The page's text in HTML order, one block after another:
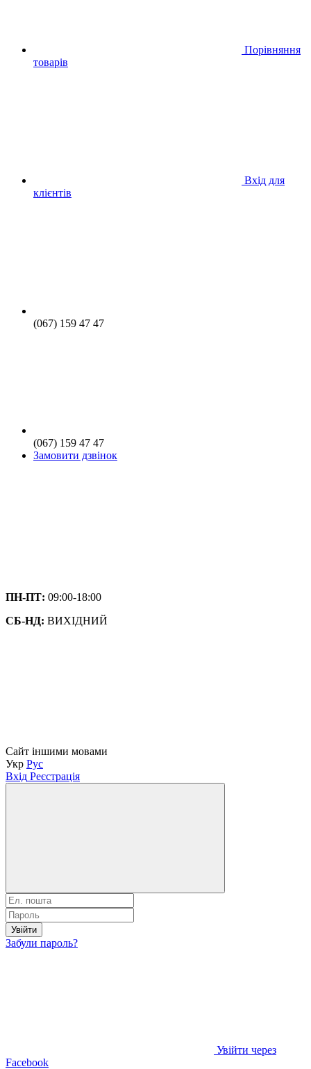
Порівняння
товарів
Вхід для
клієнтів
(067) 159 47 47
(067) 159 47 47
Замовити дзвінок
ПН-ПТ: 09:00-18:00
СБ-НД: ВИХІДНИЙ
Сайт іншими мовами
Укр Рус
Вхід Реєстрація
Увійти
Забули пароль?
Увійти через
Facebook